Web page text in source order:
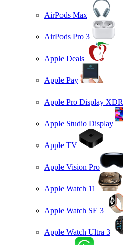
AirPods Max
AirPods Pro 3
Apple Deals
Apple Pay
Apple Pro Display XDR
Apple Studio Display
Apple TV
Apple Vision Pro
Apple Watch 11
Apple Watch SE 3
Apple Watch Ultra 3